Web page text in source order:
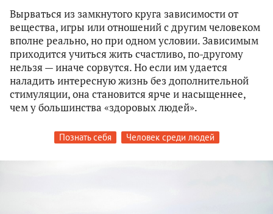
Вырваться из замкнутого круга зависимости от
вещества, игры или отношений с другим человеком
вполне реально, но при одном условии. Зависимым
приходится учиться жить счастливо, по-другому
нельзя — иначе сорвутся. Но если им удается
наладить интересную жизнь без дополнительной
стимуляции, она становится ярче и насыщеннее,
чем у большинства «здоровых людей».
Познать себя Человек среди людей